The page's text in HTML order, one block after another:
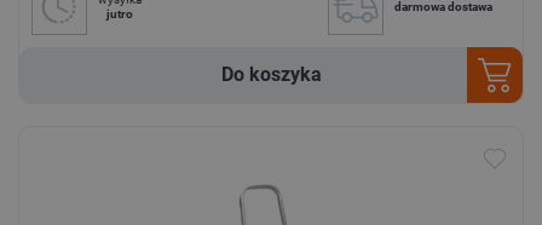
jutro
darmowa dostawa
Do koszyka